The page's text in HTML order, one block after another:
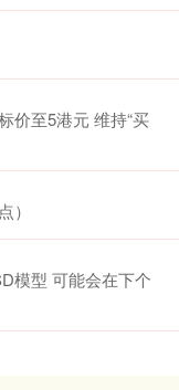
价至5港元 维持“买
）
模型 可能会在下个